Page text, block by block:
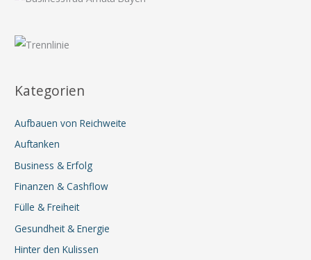
Kategorien
Aufbauen von Reichweite
Auftanken
Business & Erfolg
Finanzen & Cashflow
Fülle & Freiheit
Gesundheit & Energie
Hinter den Kulissen